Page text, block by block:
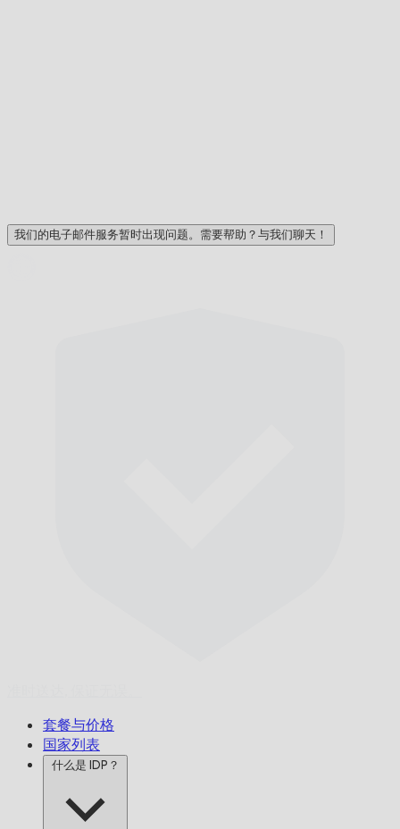
我们的电子邮件服务暂时出现问题。需要帮助？与我们聊天！
套餐与价格
国家列表
什么是 IDP？